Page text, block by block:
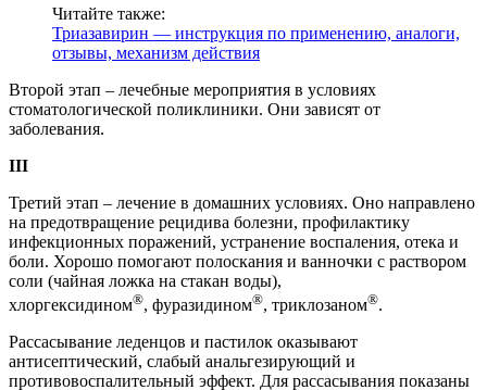
Читайте также:
Триазавирин — инструкция по применению, аналоги,
отзывы, механизм действия
Второй этап – лечебные мероприятия в условиях
стоматологической поликлиники. Они зависят от
заболевания.
III
Третий этап – лечение в домашних условиях. Оно направлено
на предотвращение рецидива болезни, профилактику
инфекционных поражений, устранение воспаления, отека и
боли. Хорошо помогают полоскания и ванночки с раствором
соли (чайная ложка на стакан воды),
хлоргексидином®, фуразидином®, триклозаном®.
Рассасывание леденцов и пастилок оказывают
антисептический, слабый анальгезирующий и
противовоспалительный эффект. Для рассасывания показаны